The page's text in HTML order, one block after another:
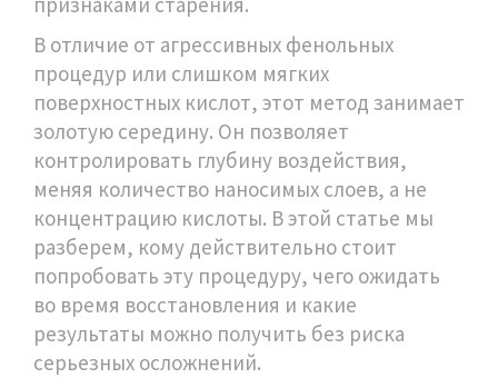
В отличие от агрессивных фенольных
процедур или слишком мягких
поверхностных кислот, этот метод занимает
золотую середину. Он позволяет
контролировать глубину воздействия,
меняя количество наносимых слоев, а не
концентрацию кислоты. В этой статье мы
разберем, кому действительно стоит
попробовать эту процедуру, чего ожидать
во время восстановления и какие
результаты можно получить без риска
серьезных осложнений.